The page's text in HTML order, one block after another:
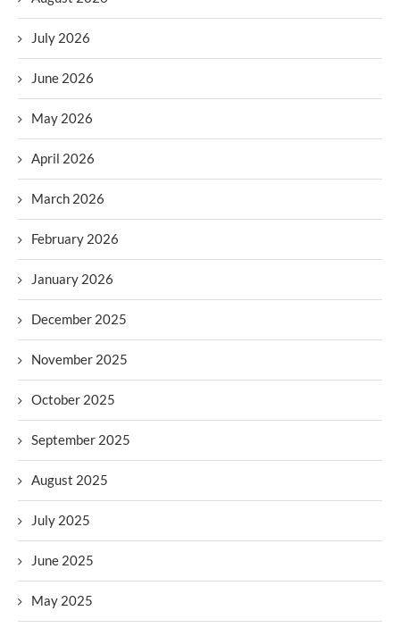
July 2026
June 2026
May 2026
April 2026
March 2026
February 2026
January 2026
December 2025
November 2025
October 2025
September 2025
August 2025
July 2025
June 2025
May 2025